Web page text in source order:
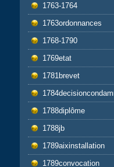
1763-1764
1763ordonnances
1768-1790
1769etat
1781brevet
1788diplôme
1788jb
1789aixinstallation
1789convocation